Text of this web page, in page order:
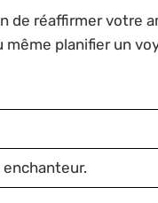
de réaffirmer votre
planifier un